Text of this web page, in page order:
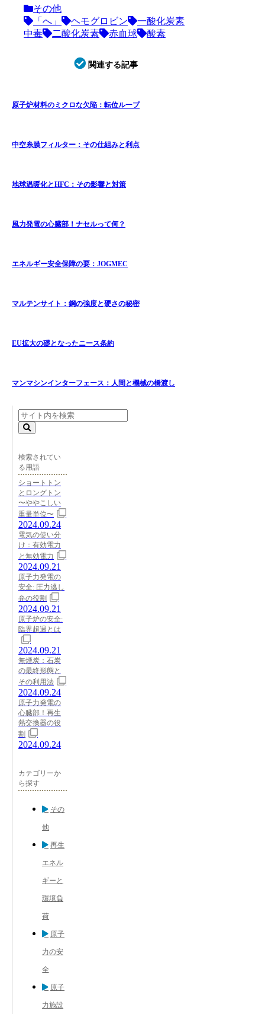
その他
「へ」
ヘモグロビン
一酸化炭素
中毒
二酸化炭素 赤血球 酸素
関連する記事
原子炉材料のミクロな欠陥：転位ループ
中空糸膜フィルター：その仕組みと利点
地球温暖化とHFC：その影響と対策
風力発電の心臓部！ナセルって何？
エネルギー安全保障の要：JOGMEC
マルテンサイト：鋼の強度と硬さの秘密
EU拡大の礎となったニース条約
マンマシンインターフェース：人間と機械の橋渡し
検索されてい
る用語
ショートトン
とロングトン
〜ややこしい
重量単位〜
2024.09.24
電気の使い分
け：有効電力
と無効電力
2024.09.21
原子力発電の
安全: 圧力逃し
弁の役割
2024.09.21
原子炉の安全:
臨界超過とは
2024.09.21
無煙炭：石炭
の最終形態と
その利用法
2024.09.24
原子力発電の
心臓部！再生
熱交換器の役
割
2024.09.24
カテゴリーか
ら探す
その
他
再生
エネル
ギーと
環境負
荷
原子
力の安
全
原子
力施設